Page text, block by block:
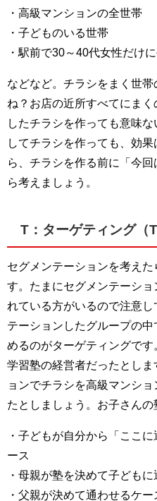
・高級マンションの全世帯
・子どものいる世帯
・駅前で30～40代女性だけ
などなど。チラシをまく世
ね？お店の近所すべてにま
したチラシを作っても意味
してチラシを作っても、効
ら、チラシを作る前に「今
ら考えましょう。
T：ターゲティング（
セグメンテーションを考え
す。たまにセグメンテーシ
れている方がいるので注意
テーションしたグループの
めるのがターゲティングで
学習塾の経営者だったとし
ョンでチラシを高級マンシ
たとしましょう。お子さんの
・子どもが自分から「ここ
ース
・母親が塾を決めて子ども
・父親が決めて通わせるケー